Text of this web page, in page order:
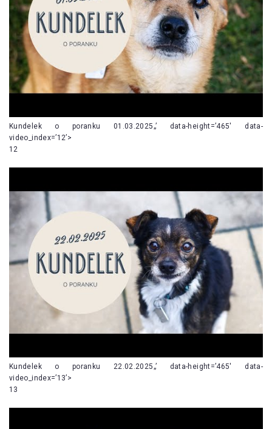
Kundelek o poranku 01.03.2025„’ data-height=’465′ data-
video_index=’12’>
12
Kundelek o poranku 22.02.2025„’ data-height=’465′ data-
video_index=’13’>
13